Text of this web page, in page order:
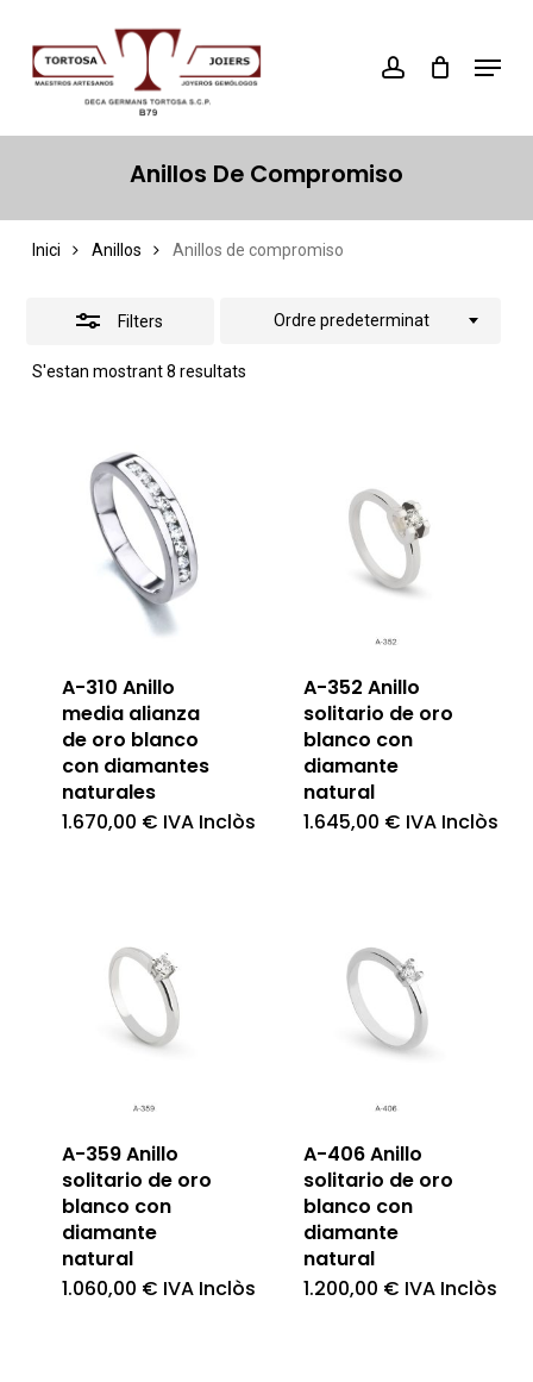
main
content
account Menu
Anillos De Compromiso
Inici Anillos Anillos de compromiso
Filters
S'estan mostrant 8 resultats
Ordre predeterminat
Close
A-310 Anillo
media alianza
de oro blanco
con diamantes
naturales
1.670,00 € IVA Inclòs
A-352 Anillo
solitario de oro
blanco con
diamante
natural
1.645,00 € IVA Inclòs
A-359 Anillo
solitario de oro
blanco con
diamante
natural
1.060,00 € IVA Inclòs
A-406 Anillo
solitario de oro
blanco con
diamante
natural
1.200,00 € IVA Inclòs
Close